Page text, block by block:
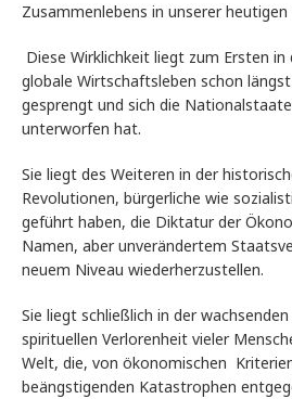
Zusammenlebens in unserer
Diese Wirklichkeit liegt zum Ersten in
globale Wirtschaftsleben schon
gesprengt und sich die
unterworfen hat.
Sie liegt des Weiteren in der
Revolutionen, bürgerliche wie
geführt haben, die Diktatur der
Namen, aber unverändertem
neuem Niveau wiederherzustellen.
Sie liegt schließlich in der
spirituellen Verlorenheit vieler
Welt, die, von ökonomischen
beängstigenden Katastrophen